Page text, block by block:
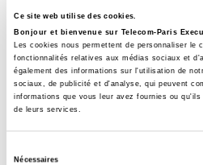
Ce site web utilise des cookies.
Bonjour et bienvenue sur Telecom-Paris
Les cookies nous permettent de personnaliser
fonctionnalités relatives aux médias sociaux et
également des informations sur l'utilisation de
sociaux, de publicité et d'analyse, qui peuvent
informations que vous leur avez fournies ou
de leurs services.
Nécessaires
porté avec Arts & Métiers,
concrète et opérationnelle
industrielle.
Sur le stand,12 projets
réponses opérationnelles
entreprises :